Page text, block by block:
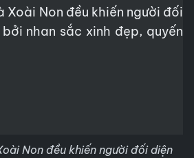
Non đều khiến người đối diện